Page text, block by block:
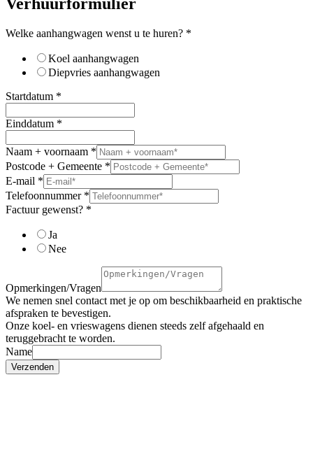
Welke aanhangwagen wenst u te huren? *
Koel aanhangwagen
Diepvries aanhangwagen
Startdatum *
Einddatum *
Naam + voornaam *
Postcode + Gemeente *
E-mail *
Telefoonnummer *
Factuur gewenst? *
Ja
Nee
Opmerkingen/Vragen
We nemen snel contact met je op om beschikbaarheid en praktische
afspraken te bevestigen.
Onze koel- en vrieswagens dienen steeds zelf afgehaald en
teruggebracht te worden.
Name
Verzenden